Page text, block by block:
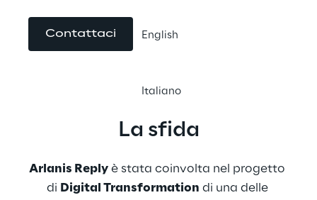
English
Italiano
Contattaci
La sfida
Arlanis Reply è stata coinvolta nel progetto
di Digital Transformation di una delle